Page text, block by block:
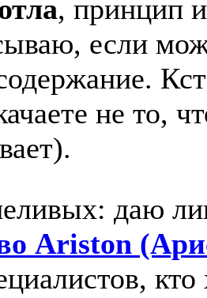
, принцип
если
не то,
даю
Ariston